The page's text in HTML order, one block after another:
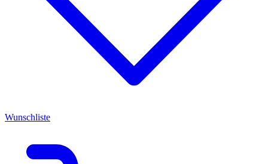
Wunschliste